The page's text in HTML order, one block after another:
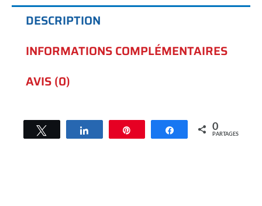
DESCRIPTION
INFORMATIONS COMPLÉMENTAIRES
AVIS (0)
Tweetez Partagez Partagez 0
PARTAGES